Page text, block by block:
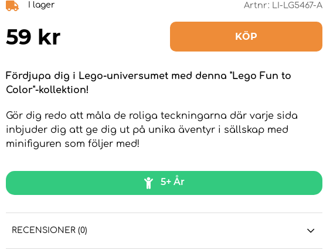
I lager Artnr: LI-LG5467-A
59 kr KÖP
Fördjupa dig i Lego-universumet med denna "Lego Fun to
Color"-kollektion!
Gör dig redo att måla de roliga teckningarna där varje sida
inbjuder dig att ge dig ut på unika äventyr i sällskap med
minifiguren som följer med!
5+ År
RECENSIONER (0)